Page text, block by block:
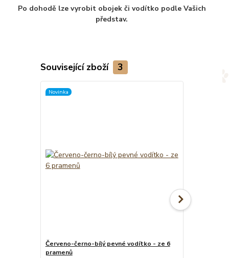
Po dohodě lze vyrobit obojek či vodítko podle Vašich
představ.
Související zboží 3
Novinka
Červeno-černo-bílý pevné vodítko - ze 6
pramenů